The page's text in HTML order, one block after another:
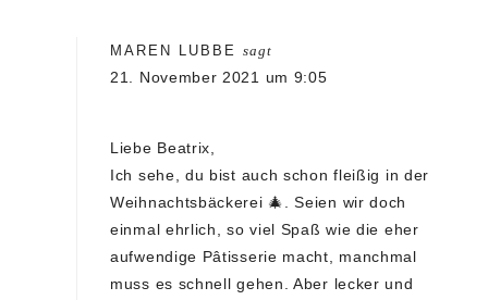
MAREN LUBBE sagt
21. November 2021 um 9:05
Liebe Beatrix,
Ich sehe, du bist auch schon fleißig in der
Weihnachtsbäckerei 🎄. Seien wir doch
einmal ehrlich, so viel Spaß wie die eher
aufwendige Pâtisserie macht, manchmal
muss es schnell gehen. Aber lecker und